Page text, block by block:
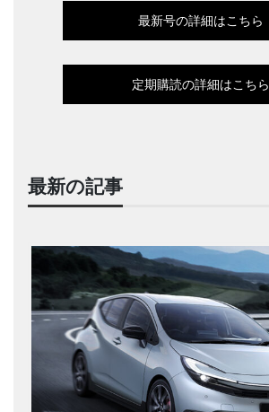
最新号の詳細はこちら
定期購読の詳細はこちら
最新の記事